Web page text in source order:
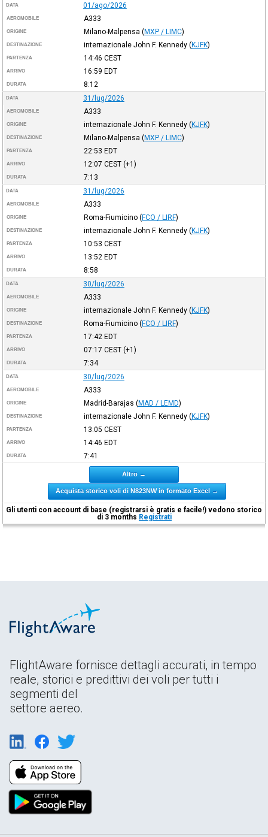
DATA 01/ago/2026
AEROMOBILE A333
ORIGINE Milano-Malpensa (MXP / LIMC)
DESTINAZIONE internazionale John F. Kennedy (KJFK)
PARTENZA 14:46 CEST
ARRIVO 16:59 EDT
DURATA 8:12
DATA 31/lug/2026
AEROMOBILE A333
ORIGINE internazionale John F. Kennedy (KJFK)
DESTINAZIONE Milano-Malpensa (MXP / LIMC)
PARTENZA 22:53 EDT
ARRIVO 12:07 CEST(+1)
DURATA 7:13
DATA 31/lug/2026
AEROMOBILE A333
ORIGINE Roma-Fiumicino (FCO / LIRF)
DESTINAZIONE internazionale John F. Kennedy (KJFK)
PARTENZA 10:53 CEST
ARRIVO 13:52 EDT
DURATA 8:58
DATA 30/lug/2026
AEROMOBILE A333
ORIGINE internazionale John F. Kennedy (KJFK)
DESTINAZIONE Roma-Fiumicino (FCO / LIRF)
PARTENZA 17:42 EDT
ARRIVO 07:17 CEST(+1)
DURATA 7:34
DATA 30/lug/2026
AEROMOBILE A333
ORIGINE Madrid-Barajas (MAD / LEMD)
DESTINAZIONE internazionale John F. Kennedy (KJFK)
PARTENZA 13:05 CEST
ARRIVO 14:46 EDT
DURATA 7:41
Altro →
Acquista storico voli di N823NW in formato Excel →
Gli utenti con account di base (registrarsi è gratis e facile!) vedono storico
di 3 months Registrati
FlightAware fornisce dettagli accurati, in tempo
reale, storici e predittivi dei voli per tutti i
segmenti del
settore aereo.